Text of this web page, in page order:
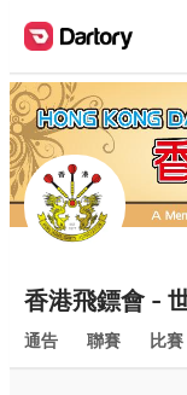
香港飛鏢會 -
通告 聯賽 比賽